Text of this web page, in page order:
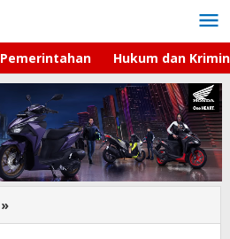
Pemerintahan Hukum dan
»
Lebaran,